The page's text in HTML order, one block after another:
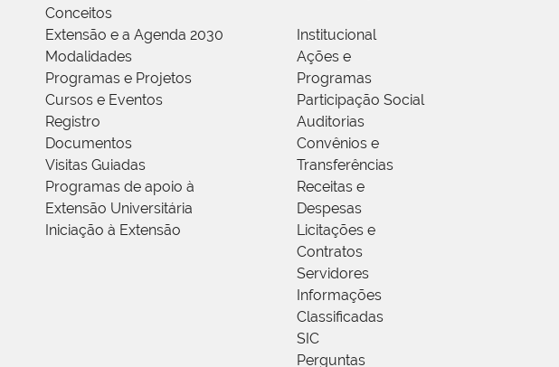
Conceitos
Extensão e a Agenda 2030
Modalidades
Programas e Projetos
Cursos e Eventos
Registro
Documentos
Visitas Guiadas
Programas de apoio à
Extensão Universitária
Iniciação à Extensão
Institucional
Ações e
Programas
Participação Social
Auditorias
Convênios e
Transferências
Receitas e
Despesas
Licitações e
Contratos
Servidores
Informações
Classificadas
SIC
Perguntas